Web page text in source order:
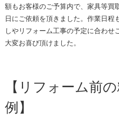
額もお客様のご予算内で、家具等買
日にご依頼を頂きました。作業日程
しやリフォーム工事の予定に合わせ
大変お喜び頂けました。
【リフォーム前
例】